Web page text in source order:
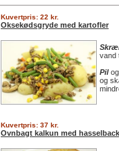
Kuvertpris: 22 kr.
Oksekødsgryde med kartofler
vand
Pilog
og
Kuvertpris: 37 kr.
Ovnbagt kalkun med